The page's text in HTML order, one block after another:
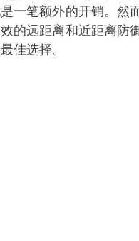
一笔额外的开销。然
的远距离和近距离防
佳选择。